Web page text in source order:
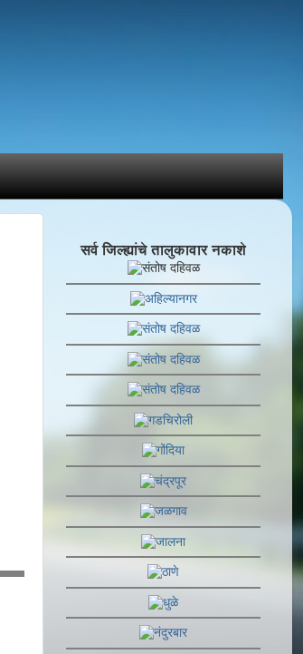
सर्व जिल्ह्यांचे तालुकावार नकाशे